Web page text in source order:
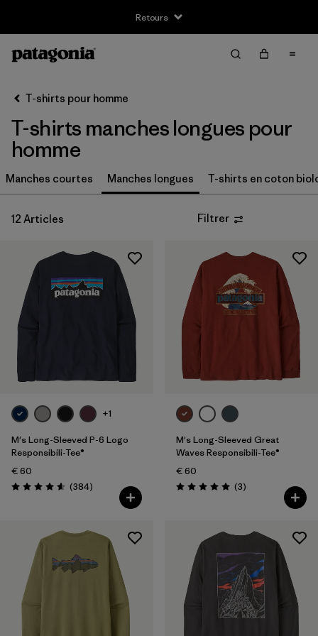
Retours
Filtrer par
Taille
(12)
XXL (9)
Filtrer par
Prix
T-shirts pour homme
T-shirts manches longues pour
homme
Manches courtes Manches longues T-shirts en coton
12 Articles Filtrer
+1
M's Long-Sleeved P-6 Logo
Responsibili-Tee®
€ 60
Évaluation: 4.6 / 5
(384Avis
)
M's Long-Sleeved Great
Waves Responsibili-Tee®
€ 60
Évaluation: 5.0 / 5
(3Avis
)